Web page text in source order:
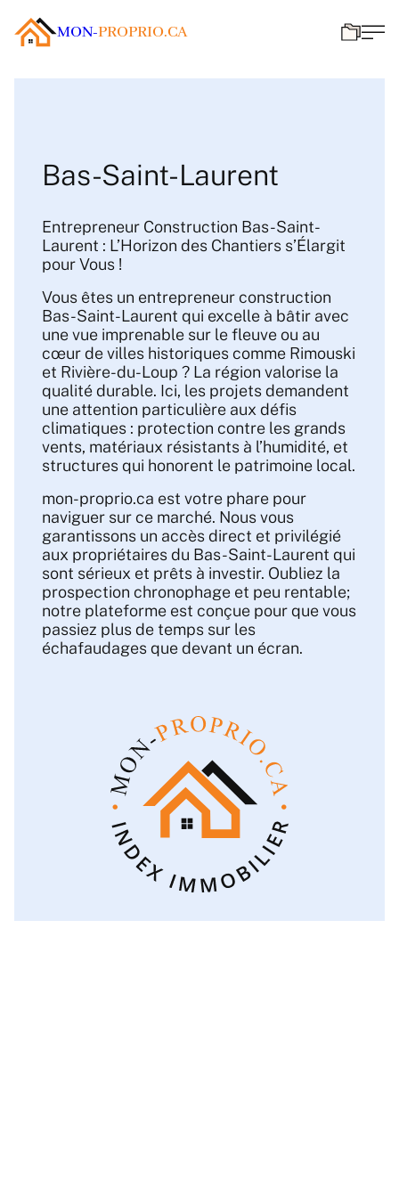
MON-PROPRIO.CA
Bas-Saint-Laurent
Entrepreneur Construction Bas-Saint-
Laurent : L’Horizon des Chantiers s’Élargit
pour Vous !
Vous êtes un entrepreneur construction
Bas-Saint-Laurent qui excelle à bâtir avec
une vue imprenable sur le fleuve ou au
cœur de villes historiques comme Rimouski
et Rivière-du-Loup ? La région valorise la
qualité durable. Ici, les projets demandent
une attention particulière aux défis
climatiques : protection contre les grands
vents, matériaux résistants à l’humidité, et
structures qui honorent le patrimoine local.
mon-proprio.ca est votre phare pour
naviguer sur ce marché. Nous vous
garantissons un accès direct et privilégié
aux propriétaires du Bas-Saint-Laurent qui
sont sérieux et prêts à investir. Oubliez la
prospection chronophage et peu rentable;
notre plateforme est conçue pour que vous
passiez plus de temps sur les
échafaudages que devant un écran.